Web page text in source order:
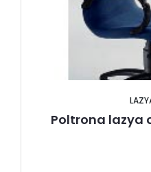
Poltrona lazya